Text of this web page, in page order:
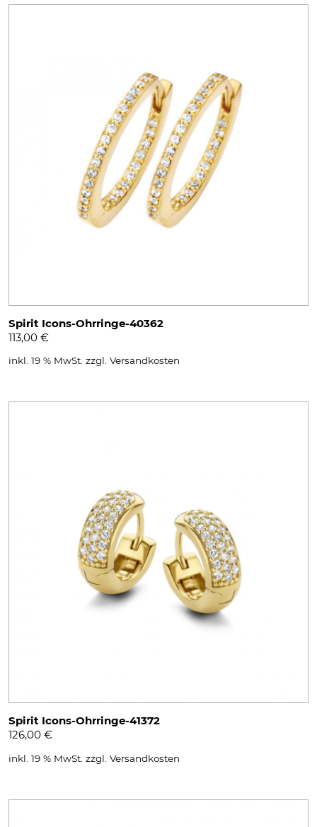
Spirit Icons-Ohrringe-40362
113,00 €
inkl. 19 % MwSt. zzgl. Versandkosten
Spirit Icons-Ohrringe-41372
126,00 €
inkl. 19 % MwSt. zzgl. Versandkosten